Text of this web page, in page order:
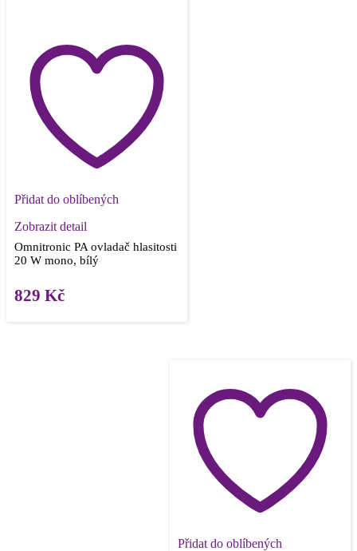
Přidat do oblíbených
Zobrazit detail
Omnitronic PA ovladač hlasitosti
20 W mono, bílý
829 Kč
Přidat do oblíbených